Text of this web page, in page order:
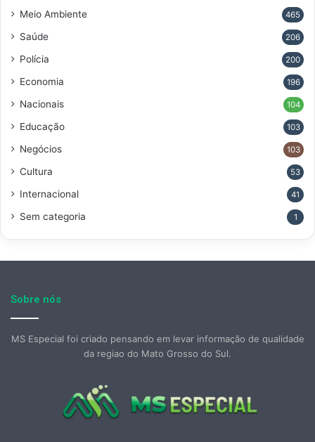
Meio Ambiente 465
Saúde 206
Polícia 200
Economia 196
Nacionais 104
Educação 103
Negócios 103
Cultura 53
Internacional 41
Sem categoria 1
Sobre nós
MS Especial foi criado pensando em levar informação de qualidade
da regiao do Mato Grosso do Sul.